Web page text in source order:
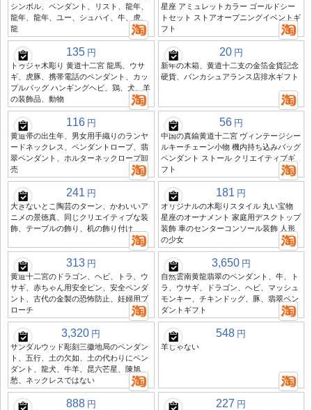
シンボル、ペンダント、リスト、龍年、
龍年、龍年、ユー、シュハイ、牛、虎、
龍
星座 アミュレットカラー ゴールドシー
トセット ストアオープニングイベントギ
フト
135 円
トゥジャ木彫り 黄道十二宮 龍馬、ウサ
ギ、虎豚、携帯電話のペンダント、カッ
プルバッグ ハンギングヘビ、鶏、犬、羊
の装飾品、動物
20 円
新年の木箱、黄道十二支の金箔金貨記念
硬貨、バンカシュアランス店排水ギフト
116 円
黄道帯の出生年、男女用手織りのランヤ
ードネックレス、ペンダントロープ、翡
翠ペンダント、ホルターネックロープ卸
売
56 円
中国の真鍮黄道十二宮 ヴィンテージシー
ルキーチェーン小物 機内持ち込みバッグ
ペンダント ストール クリエイティブギ
フト
241 円
大きないとこ陶芸のターン、かわいいア
ニメの景徳真、同じクリエイティブな装
飾、テーブルの飾り、机の飾り付け
181 円
オリジナルの木彫りスタイル 丸い宝物
星座のオーナメント 家庭用デスクトップ
装飾 車のセンターコンソール装飾 人形
の少女
313 円
黄道十二宮のドラゴン、ヘビ、トラ、ウ
サギ、赤ちゃん用安全ピン、安全ペンダ
ント、古代の金製の恐怖防止、妊婦用ブ
ローチ
3,650 円
自然雲南黄龍翡翠のペンダント、牛、ト
ラ、ウサギ、ドラゴン、ヘビ、マッシュ
モンキー、チキンドッグ、豚、翡翠ペン
ダントギフト
3,320 円
サンダルウッド彫刻三徽地局のペンダン
ト、五行、土の欠如、土の代わりにペン
ダント、龍犬、牛羊、昆六芒星、陳旭
愁、ネックレスではない
548 円
羊じゃない
888 円 227 円